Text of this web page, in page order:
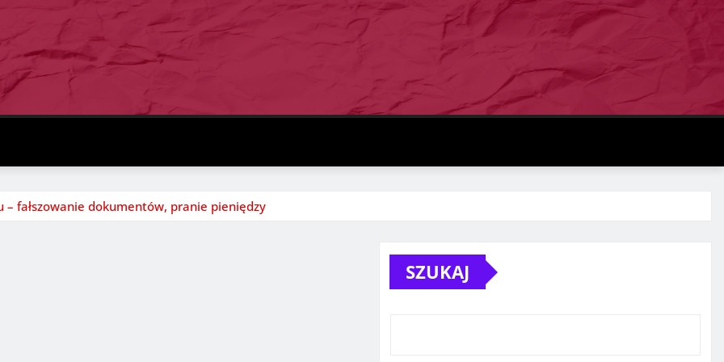
fałszowanie dokumentów, pranie pieniędzy
SZUKAJ